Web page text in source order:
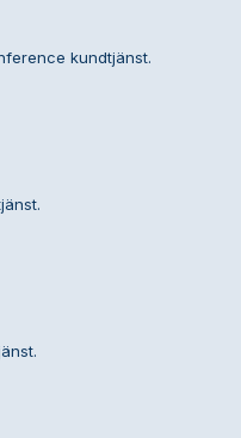
kundtjänst.